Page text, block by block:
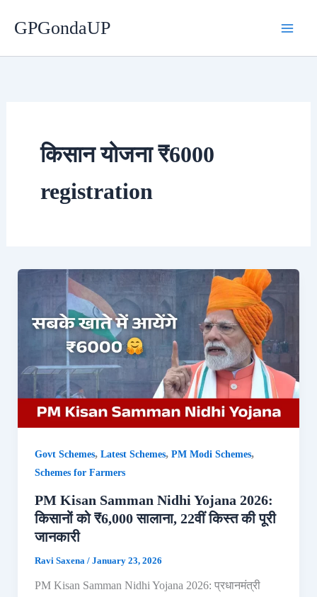
GPGondaUP
किसान योजना ₹6000
registration
Govt Schemes, Latest Schemes, PM Modi Schemes,
Schemes for Farmers
PM Kisan Samman Nidhi Yojana 2026:
किसानों को ₹6,000 सालाना, 22वीं किस्त की पूरी
जानकारी
Ravi Saxena / January 23, 2026
PM Kisan Samman Nidhi Yojana 2026: प्रधानमंत्री